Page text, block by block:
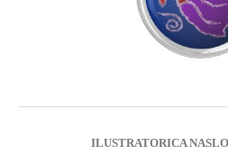
ILUSTRATORICA